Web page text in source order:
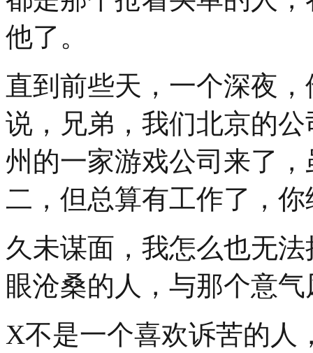
他了。
直到前些天，一个深夜
说，兄弟，我们北京的
州的一家游戏公司来了
二，但总算有工作了，
久未谋面，我怎么也无
眼沧桑的人，与那个意
X不是一个喜欢诉苦的人